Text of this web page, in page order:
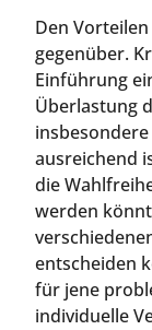
Den
gegenüber.
Einführung
Überlastung
ausreichend
die
werden
entscheiden
für jene
individuelle